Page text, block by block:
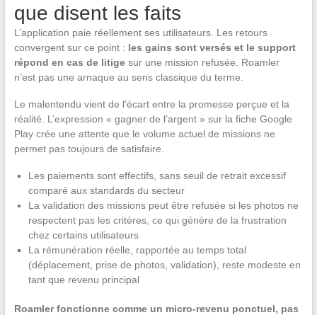
que disent les faits
L’application paie réellement ses utilisateurs. Les retours
convergent sur ce point : les gains sont versés et le support
répond en cas de litigesur une mission refusée. Roamler
n’est pas une arnaque au sens classique du terme.
Le malentendu vient de l’écart entre la promesse perçue et la
réalité. L’expression « gagner de l’argent » sur la fiche Google
Play crée une attente que le volume actuel de missions ne
permet pas toujours de satisfaire.
Les paiements sont effectifs, sans seuil de retrait excessif
comparé aux standards du secteur
La validation des missions peut être refusée si les photos ne
respectent pas les critères, ce qui génère de la frustration
chez certains utilisateurs
La rémunération réelle, rapportée au temps total
(déplacement, prise de photos, validation), reste modeste en
tant que revenu principal
Roamler fonctionne comme un micro-revenu ponctuel, pas